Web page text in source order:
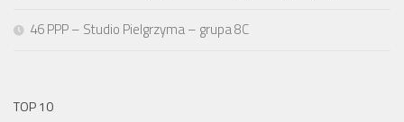
46 PPP – Studio Pielgrzyma – grupa 8C
TOP 10